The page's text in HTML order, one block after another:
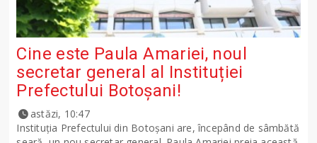
Cine este Paula Amariei, noul
secretar general al Instituției
Prefectului Botoșani!
astăzi, 10:47
Instituția Prefectului din Botoșani are, începând de sâmbătă